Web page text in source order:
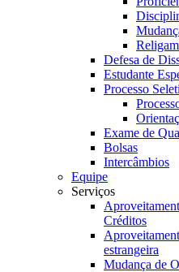
Defesa de
Estudante
Processo
Exame de
Bolsas
Intercâmbios
Equipe
Serviços
Créditos
estrangeira
Mudança de